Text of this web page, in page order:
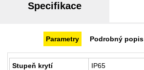
Specifikace
Parametry Podrobný popis
Stupeň krytí
IP65